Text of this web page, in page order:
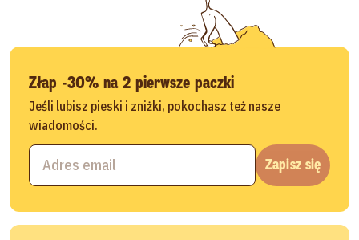
Złap -30% na 2 pierwsze paczki
Jeśli lubisz pieski i zniżki, pokochasz też nasze
wiadomości.
Zapisz się